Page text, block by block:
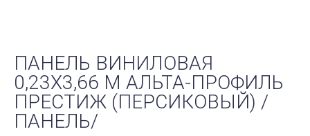
ПАНЕЛЬ ВИНИЛОВАЯ
0,23Х3,66 М АЛЬТА-ПРОФИЛЬ
ПРЕСТИЖ (ПЕРСИКОВЫЙ) /
ПАНЕЛЬ/